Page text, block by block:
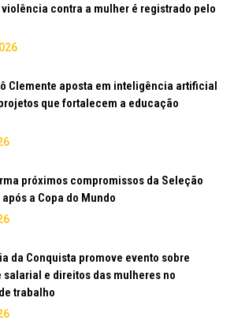
contra a mulher é registrado pelo
Clemente aposta em inteligência artificial
que fortalecem a educação
próximos compromissos da Seleção
a Copa do Mundo
da Conquista promove evento sobre
salarial e direitos das mulheres no
trabalho